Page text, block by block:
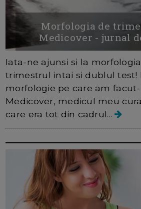
Morfologia de
Medicover - jurnal
Iata-ne ajunsi si la
trimestrul intai si dublul test!
morfologie pe care am
Medicover, medicul meu
care era tot din cadrul...